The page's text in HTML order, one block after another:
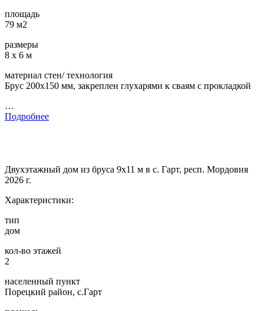
площадь
79 м2
размеры
8 х 6 м
материал стен/ технология
Брус 200х150 мм, закреплен глухарями к сваям с прокладкой
…
Подробнее
Двухэтажный дом из бруса 9х11 м в с. Гарт, респ. Мордовия
2026 г.
Характеристики:
тип
дом
кол-во этажей
2
населенный пункт
Порецкий район, с.Гарт